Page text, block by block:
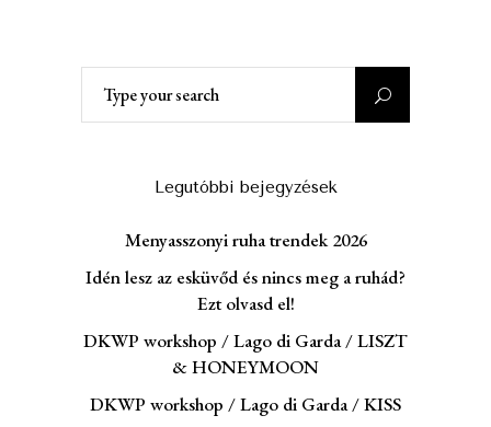
for:
Legutóbbi bejegyzések
Menyasszonyi ruha trendek 2026
Idén lesz az esküvőd és nincs meg a ruhád?
Ezt olvasd el!
DKWP workshop / Lago di Garda / LISZT
& HONEYMOON
DKWP workshop / Lago di Garda / KISS